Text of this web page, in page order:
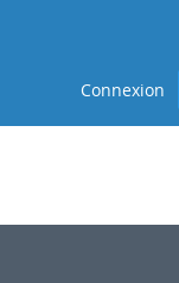
Connexion